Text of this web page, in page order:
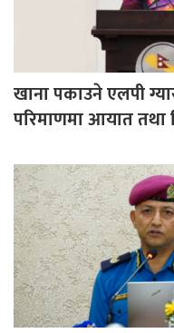
खाना पकाउने एलपी
परिमाणमा आयात तथा